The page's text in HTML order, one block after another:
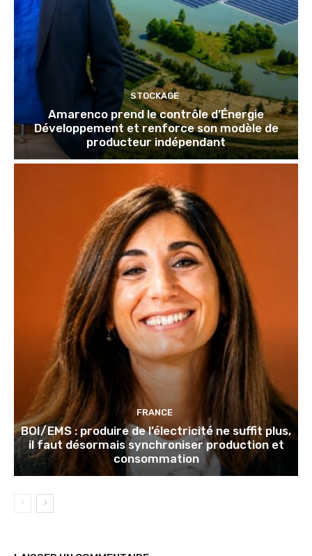
STOCKAGE
Amarenco prend le contrôle d’Énergie
Développement et renforce son modèle de
producteur indépendant
FRANCE
BOI/EMS : produire de l’électricité ne suffit plus,
il faut désormais synchroniser production et
consommation